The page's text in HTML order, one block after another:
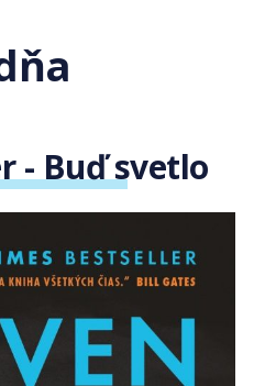
- Buď svetlo